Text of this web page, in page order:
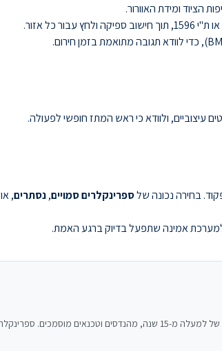
הציוד ומידת האוורור.
עיצוביים, ולוודא כי ראש המתז חופשי לפעולה.
בחירה נכונה שלספרינקלרים סמויים,נסתרים, או
אמינה שתפעל בדיוק ברגע האמת.
כיבוי בגז ואישורי כבאות.